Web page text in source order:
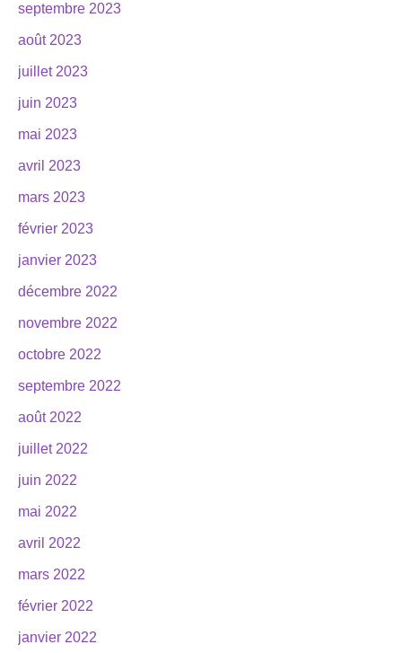
septembre 2023
août 2023
juillet 2023
juin 2023
mai 2023
avril 2023
mars 2023
février 2023
janvier 2023
décembre 2022
novembre 2022
octobre 2022
septembre 2022
août 2022
juillet 2022
juin 2022
mai 2022
avril 2022
mars 2022
février 2022
janvier 2022